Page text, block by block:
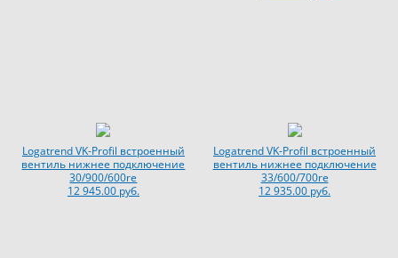
Logatrend VK-Profil встроенный
вентиль нижнее подключение
30/900/600re
12 945.00 руб.
Logatrend VK-Profil встроенный
вентиль нижнее подключение
33/600/700re
12 935.00 руб.